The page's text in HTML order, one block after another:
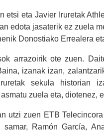
etsi eta Javier Iruretak
edota jasaterik ez zuela
Donostiako Errealera
arrazoirik ote zuen.
izanak izan,
sekula historian
zuela eta, diotenez,
utzi zuen ETB
Ramón García,